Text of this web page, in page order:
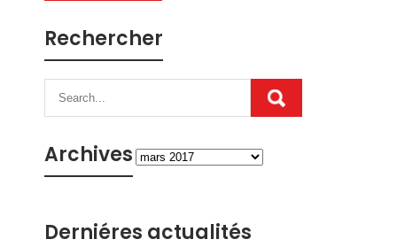
Rechercher
ArchivesArchives
Derniéres actualités